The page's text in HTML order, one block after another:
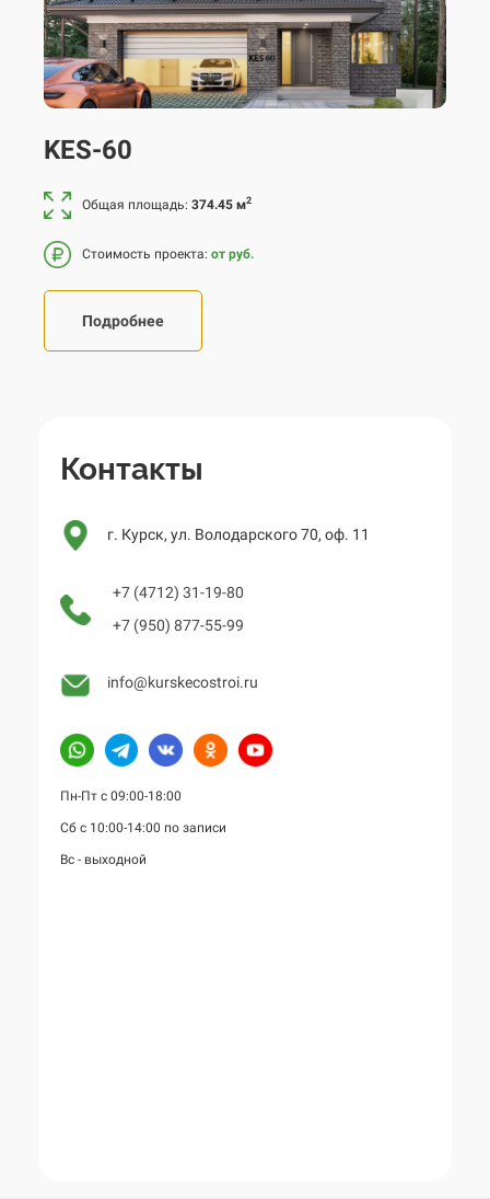
KES-60
Общая площадь: 374.45 м2
Стоимость проекта: от руб.
Подробнее
Контакты
г. Курск, ул. Володарского 70, оф. 11
+7 (4712) 31-19-80
+7 (950) 877-55-99
info@kurskecostroi.ru
Пн-Пт с 09:00-18:00
Сб с 10:00-14:00 по записи
Вс - выходной